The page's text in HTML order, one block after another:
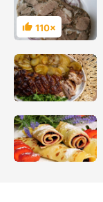
Hodnocení
110×